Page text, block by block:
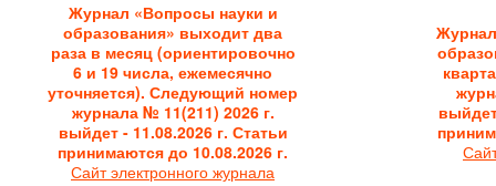
Журнал «Вопросы науки и
образования» выходит два
раза в месяц (ориентировочно
6 и 19 числа, ежемесячно
уточняется). Следующий номер
журнала № 11(211) 2026 г.
выйдет - 11.08.2026 г. Статьи
принимаются до 10.08.2026 г.
Сайт электронного журнала